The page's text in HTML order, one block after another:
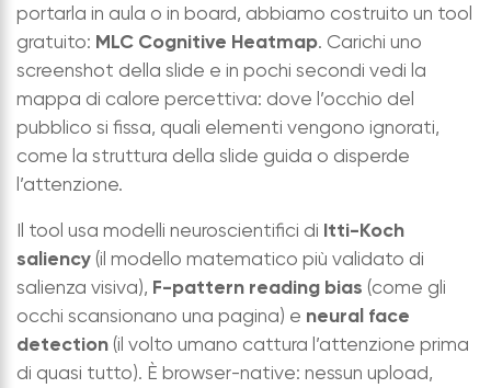
portarla in aula o in board, abbiamo costruito un tool
gratuito: MLC Cognitive Heatmap. Carichi uno
screenshot della slide e in pochi secondi vedi la
mappa di calore percettiva: dove l’occhio del
pubblico si fissa, quali elementi vengono ignorati,
come la struttura della slide guida o disperde
l’attenzione.
Il tool usa modelli neuroscientifici di Itti-Koch
saliency (il modello matematico più validato di
salienza visiva), F-pattern reading bias (come gli
occhi scansionano una pagina) e neural face
detection (il volto umano cattura l’attenzione prima
di quasi tutto). È browser-native: nessun upload,